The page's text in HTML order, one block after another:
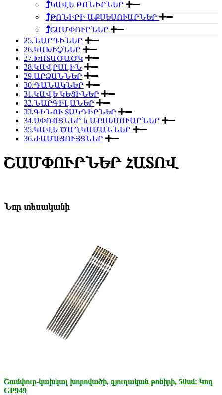
ԿԱՎԵ ԹՈՆԻՐՆԵՐ
ԹՈՆԻՐԻ ԱՔՍԵՍՈՒԱՐՆԵՐ
ՇԱՄՓՈՒՐՆԵՐ
25.ՆԱՐԴԻՆԵՐ
26.ԿԱԽԻՉՆԵՐ
27.ԽՈՏԱԾԱԾԿ
28.ԿԱՎՐԱԼԻՆ
29.ԱՐՁԱՆՆԵՐ
30.ԴԱՆԱԿՆԵՐ
31.ԿԱՎԵ ԿԵՑԻՆԵՐ
32.ՆԱՐԳԻԼԱՆԵՐ
33.ԳԻՆՈՒ ՏԱԿԴԻՐՆԵՐ
34.ՍՓՌՈՑՆԵՐ և ԱՔՍԵՍՈՒԱՐՆԵՐ
35.ԿԱՎԵ ԾԱՂԿԱՄԱՆՆԵՐ
36.ԺԱՄԱՑՈՒՅՑՆԵՐ
ՇԱՄՓՈՒՐՆԵՐ ՀԱՏՈՎ
Նոր տեսականի
Շամփուր-կախկալ խորովածի, գյուղական թոնիրի, 50սմ։ Կոդ
GP949